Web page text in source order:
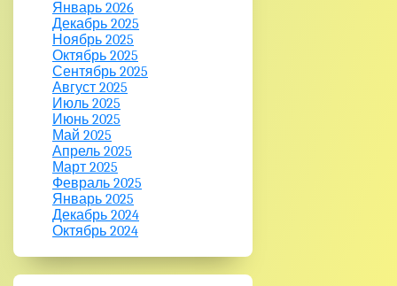
Январь 2026
Декабрь 2025
Ноябрь 2025
Октябрь 2025
Сентябрь 2025
Август 2025
Июль 2025
Июнь 2025
Май 2025
Апрель 2025
Март 2025
Февраль 2025
Январь 2025
Декабрь 2024
Октябрь 2024